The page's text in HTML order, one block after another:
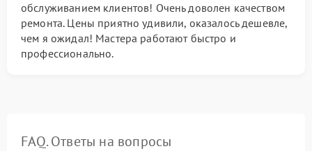
обслуживанием клиентов! Очень доволен качеством
ремонта. Цены приятно удивили, оказалось дешевле,
чем я ожидал! Мастера работают быстро и
профессионально.
FAQ. Ответы на вопросы